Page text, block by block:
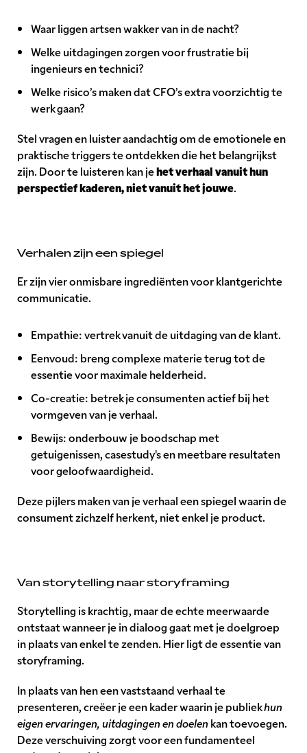
Waar liggen artsen wakker van in de nacht?
Welke uitdagingen zorgen voor frustratie bij
ingenieurs en technici?
Welke risico’s maken dat CFO’s extra voorzichtig te
werk gaan?
Stel vragen en luister aandachtig om de emotionele en
praktische triggers te ontdekken die het belangrijkst
zijn. Door te luisteren kan jehet verhaal vanuit hun
perspectief kaderen, niet vanuit het jouwe.
Verhalen zijn een spiegel
Er zijn vier onmisbare ingrediënten voor klantgerichte
communicatie.
Empathie: vertrek vanuit de uitdaging van de klant.
Eenvoud: breng complexe materie terug tot de
essentie voor maximale helderheid.
Co-creatie: betrek je consumenten actief bij het
vormgeven van je verhaal.
Bewijs: onderbouw je boodschap met
getuigenissen, casestudy's en meetbare resultaten
voor geloofwaardigheid.
Deze pijlers maken van je verhaal een spiegel waarin de
consument zichzelf herkent, niet enkel je product.
Van storytelling naar storyframing
Storytelling is krachtig, maar de echte meerwaarde
ontstaat wanneer je in dialoog gaat met je doelgroep
in plaats van enkel te zenden. Hier ligt de essentie van
storyframing.
In plaats van hen een vaststaand verhaal te
presenteren, creëer je een kader waarin je publiekhun
eigen ervaringen, uitdagingen en doelen kan toevoegen.
Deze verschuiving zorgt voor een fundamenteel